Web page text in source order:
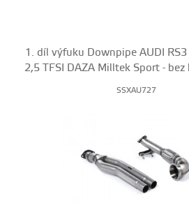
1. díl výfuku Downpipe AUDI RS3
2,5 TFSI DAZA Milltek Sport -
SSXAU727